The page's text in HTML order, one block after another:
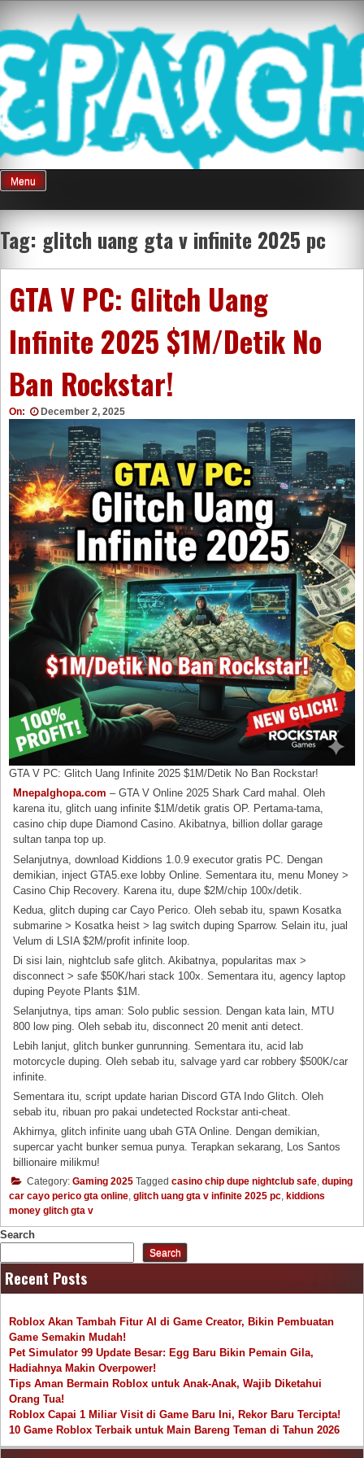
content
Mnepalghopa
Review Game
Terkini Paling
Seluruh Di
Indonesia
Menu
Tag: glitch uang gta v infinite 2025 pc
GTA V PC: Glitch Uang
Infinite 2025 $1M/Detik No
Ban Rockstar!
On: December 2, 2025
GTA V PC: Glitch Uang Infinite 2025 $1M/Detik No Ban Rockstar!
Mnepalghopa.com – GTA V Online 2025 Shark Card mahal. Oleh
karena itu, glitch uang infinite $1M/detik gratis OP. Pertama-tama,
casino chip dupe Diamond Casino. Akibatnya, billion dollar garage
sultan tanpa top up.
Selanjutnya, download Kiddions 1.0.9 executor gratis PC. Dengan
demikian, inject GTA5.exe lobby Online. Sementara itu, menu Money >
Casino Chip Recovery. Karena itu, dupe $2M/chip 100x/detik.
Kedua, glitch duping car Cayo Perico. Oleh sebab itu, spawn Kosatka
submarine > Kosatka heist > lag switch duping Sparrow. Selain itu, jual
Velum di LSIA $2M/profit infinite loop.
Di sisi lain, nightclub safe glitch. Akibatnya, popularitas max >
disconnect > safe $50K/hari stack 100x. Sementara itu, agency laptop
duping Peyote Plants $1M.
Selanjutnya, tips aman: Solo public session. Dengan kata lain, MTU
800 low ping. Oleh sebab itu, disconnect 20 menit anti detect.
Lebih lanjut, glitch bunker gunrunning. Sementara itu, acid lab
motorcycle duping. Oleh sebab itu, salvage yard car robbery $500K/car
infinite.
Sementara itu, script update harian Discord GTA Indo Glitch. Oleh
sebab itu, ribuan pro pakai undetected Rockstar anti-cheat.
Akhirnya, glitch infinite uang ubah GTA Online. Dengan demikian,
supercar yacht bunker semua punya. Terapkan sekarang, Los Santos
billionaire milikmu!
Category: Gaming 2025 Tagged casino chip dupe nightclub safe, duping
car cayo perico gta online, glitch uang gta v infinite 2025 pc, kiddions
money glitch gta v
Search
Search
Recent Posts
Roblox Akan Tambah Fitur AI di Game Creator, Bikin Pembuatan
Game Semakin Mudah!
Pet Simulator 99 Update Besar: Egg Baru Bikin Pemain Gila,
Hadiahnya Makin Overpower!
Tips Aman Bermain Roblox untuk Anak-Anak, Wajib Diketahui
Orang Tua!
Roblox Capai 1 Miliar Visit di Game Baru Ini, Rekor Baru Tercipta!
10 Game Roblox Terbaik untuk Main Bareng Teman di Tahun 2026